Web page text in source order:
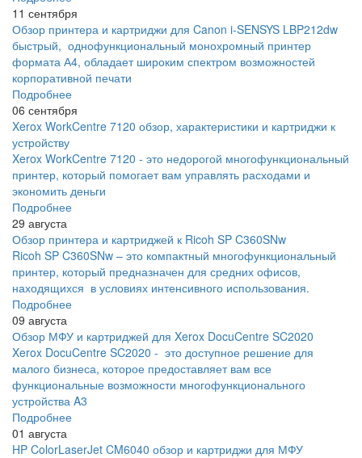
11 сентября
Обзор принтера и картриджи для Canon i-SENSYS LBP212dw
быстрый, однофункциональный монохромный принтер
формата А4, обладает широким спектром возможностей
корпоративной печати
Подробнее
06 сентября
Xerox WorkCentre 7120 обзор, характеристики и картриджи к
устройству
Xerox WorkCentre 7120 - это недорогой многофункциональный
принтер, который помогает вам управлять расходами и
экономить деньги
Подробнее
29 августа
Обзор принтера и картриджей к Ricoh SP C360SNw
Ricoh SP C360SNw – это компактный многофункциональный
принтер, который предназначен для средних офисов,
находящихся в условиях интенсивного использования.
Подробнее
09 августа
Обзор МФУ и картриджей для Xerox DocuCentre SC2020
Xerox DocuCentre SC2020 - это доступное решение для
малого бизнеса, которое предоставляет вам все
функциональные возможности многофункционального
устройства A3
Подробнее
01 августа
HP ColorLaserJet CM6040 обзор и картриджи для МФУ